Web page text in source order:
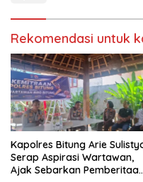
a
g
b
r
u
)
a
a
n
b
a
r
u
)
Rekomendasi untuk
Kapolres Bitung Arie
Serap Aspirasi Wartawan,
Ajak Sebarkan